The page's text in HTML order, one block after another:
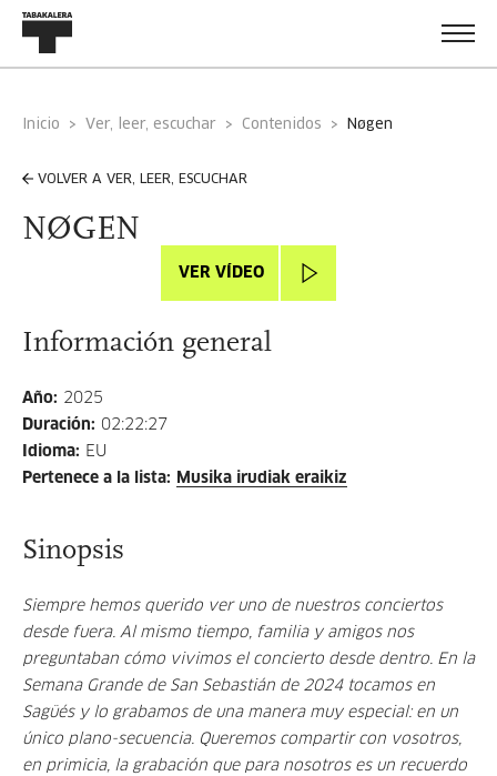
Inicio Ver, leer, escuchar Contenidos nøgen
VOLVER A VER, LEER, ESCUCHAR
NØGEN
VER VÍDEO
Información general
Año: 2025
Duración: 02:22:27
Idioma: EU
Pertenece a la lista: Musika irudiak eraikiz
Sinopsis
Siempre hemos querido ver uno de nuestros conciertos
desde fuera. Al mismo tiempo, familia y amigos nos
preguntaban cómo vivimos el concierto desde dentro. En la
Semana Grande de San Sebastián de 2024 tocamos en
Sagüés y lo grabamos de una manera muy especial: en un
único plano-secuencia. Queremos compartir con vosotros,
en primicia, la grabación que para nosotros es un recuerdo